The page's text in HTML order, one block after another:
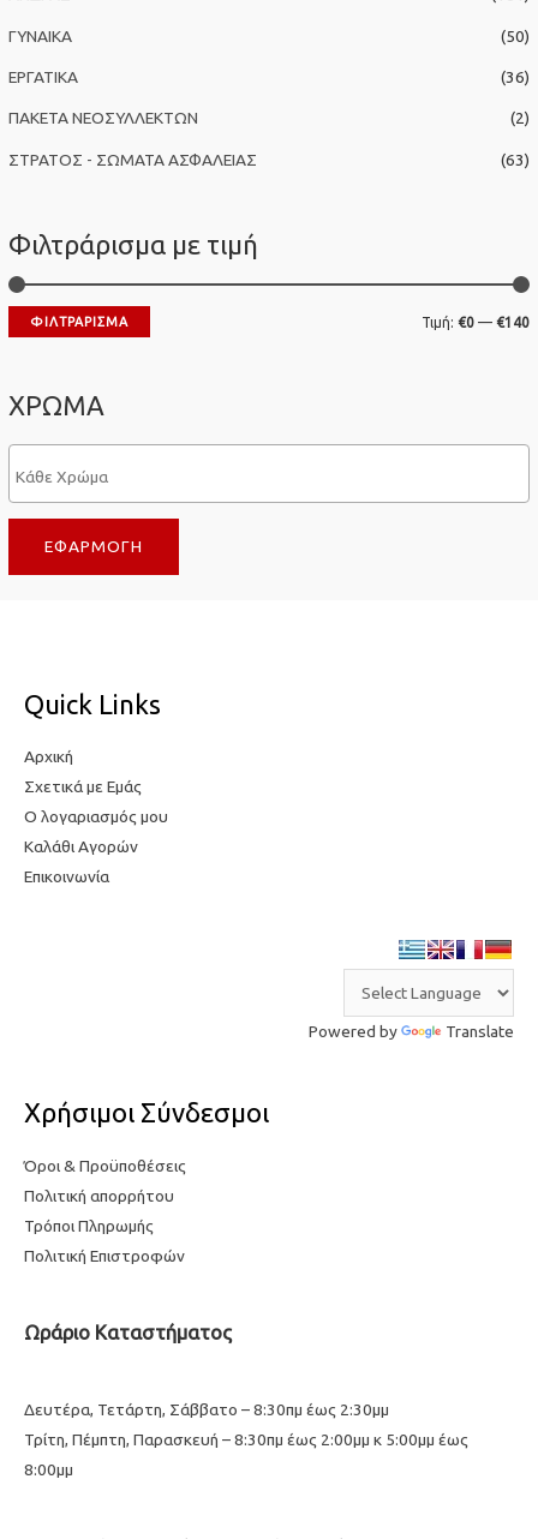
ι
α
ΓΥΝΑΙΚΑ (50)
ΕΡΓΑΤΙΚΑ (36)
ΠΑΚΕΤΑ ΝΕΟΣΥΛΛΕΚΤΩΝ (2)
ΣΤΡΑΤΟΣ - ΣΩΜΑΤΑ ΑΣΦΑΛΕΙΑΣ (63)
Φιλτράρισμα με τιμή
Ε
ΦΙΛΤΡΆΡΙΣΜΑ Τιμή: €0— €140
ΧΡΩΜΑ
ΕΦΑΡΜΟΓΉ
Quick Links
Αρχική
Σχετικά με Εμάς
Ο λογαριασμός μου
Καλάθι Αγορών
Επικοινωνία
Powered by Translate
Χρήσιμοι Σύνδεσμοι
Όροι & Προϋποθέσεις
Πολιτική απορρήτου
Τρόποι Πληρωμής
Πολιτική Επιστροφών
Ωράριο Καταστήματος
Δευτέρα, Τετάρτη, Σάββατο – 8:30πμ έως 2:30μμ
Τρίτη, Πέμπτη, Παρασκευή – 8:30πμ έως 2:00μμ κ 5:00μμ έως
8:00μμ